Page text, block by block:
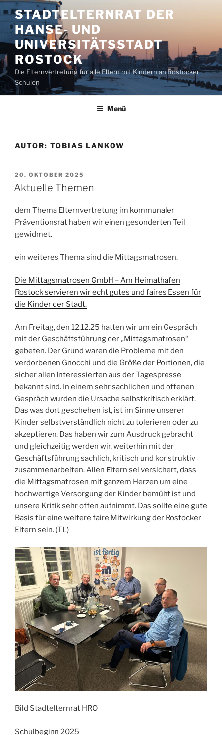
Zum
Inhalt
springen
STADTELTERNRAT DER
HANSE- UND
UNIVERSITÄTSSTADT
ROSTOCK
Die Elternvertretung für alle Eltern mit Kindern an Rostocker
Schulen
Menü
AUTOR: TOBIAS LANKOW
VERÖFFENTLICHT
AM
20. OKTOBER 2025
Aktuelle Themen
dem Thema Elternvertretung im kommunaler
Präventionsrat haben wir einen gesonderten Teil
gewidmet.
ein weiteres Thema sind die Mittagsmatrosen.
Die Mittagsmatrosen GmbH – Am Heimathafen
Rostock servieren wir echt gutes und faires Essen für
die Kinder der Stadt.
Am Freitag, den 12.12.25 hatten wir um ein Gespräch
mit der Geschäftsführung der „Mittagsmatrosen“
gebeten. Der Grund waren die Probleme mit den
verdorbenen Gnocchi und die Größe der Portionen, die
sicher allen Interessierten aus der Tagespresse
bekannt sind. In einem sehr sachlichen und offenen
Gespräch wurden die Ursache selbstkritisch erklärt.
Das was dort geschehen ist, ist im Sinne unserer
Kinder selbstverständlich nicht zu tolerieren oder zu
akzeptieren. Das haben wir zum Ausdruck gebracht
und gleichzeitig werden wir, weiterhin mit der
Geschäftsführung sachlich, kritisch und konstruktiv
zusammenarbeiten. Allen Eltern sei versichert, dass
die Mittagsmatrosen mit ganzem Herzen um eine
hochwertige Versorgung der Kinder bemüht ist und
unsere Kritik sehr offen aufnimmt. Das sollte eine gute
Basis für eine weitere faire Mitwirkung der Rostocker
Eltern sein. (TL)
Bild Stadtelternrat HRO
Schulbeginn 2025